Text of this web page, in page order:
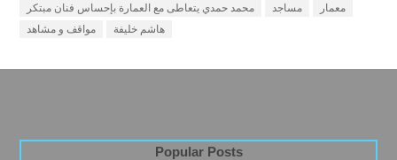
محمد حمدي يتعاطى مع العمارة بإحساس فنان مبتكر
مساجد
معمار
مواقف و مشاهد
هاشم خليفة
Popular Posts